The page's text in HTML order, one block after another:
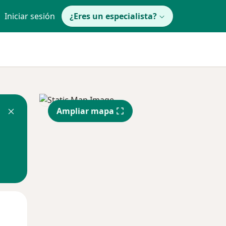
Iniciar sesión ¿Eres un especialista?
Ampliar mapa